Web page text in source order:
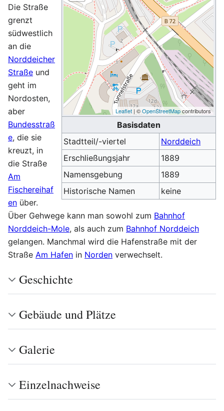
Leaflet | ©OpenStreetMapcontributors
Basisdaten
Stadtteil/-viertel
Norddeich
Erschließungsjahr
1889
Namensgebung
1889
Historische Namen
keine
Die Straße
grenzt
südwestlich
an die
Norddeicher
Straße und
geht im
Nordosten,
aber
Bundesstraß
e, die sie
kreuzt, in
die Straße
Am
Fischereihaf
en über.
Über Gehwege kann man sowohl zum Bahnhof
Norddeich-Mole, als auch zum Bahnhof Norddeich
gelangen. Manchmal wird die Hafenstraße mit der
Straße Am Hafen in Norden verwechselt.
Geschichte
Gebäude und Plätze
Galerie
Einzelnachweise